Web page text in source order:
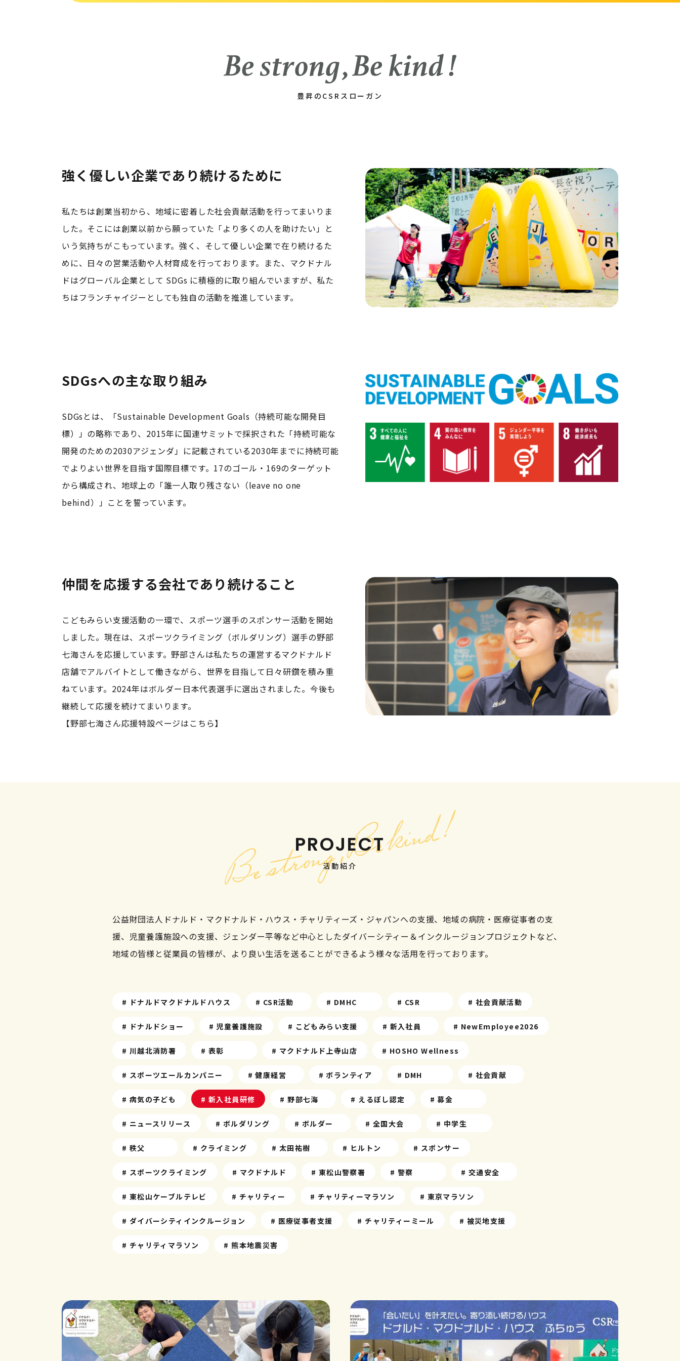
豊昇のCSRスローガン
強く優しい企業であり続けるために
私たちは創業当初から、地域に密着した社会貢献活動を行ってまいりま
した。そこには創業以前から願っていた「より多くの人を助けたい」と
いう気持ちがこもっています。強く、そして優しい企業で在り続けるた
めに、日々の営業活動や人材育成を行っております。また、マクドナル
ドはグローバル企業として SDGs に積極的に取り組んでいますが、私た
ちはフランチャイジーとしても独自の活動を推進しています。
SDGsへの主な取り組み
SDGsとは、「Sustainable Development Goals（持続可能な開発目
標）」の略称であり、2015年に国連サミットで採択された「持続可能な
開発のための2030アジェンダ」に記載されている2030年までに持続可能
でよりよい世界を目指す国際目標です。17のゴール・169のターゲット
から構成され、地球上の「誰一人取り残さない（leave no one
behind）」ことを誓っています。
仲間を応援する会社であり続けること
こどもみらい支援活動の一環で、スポーツ選手のスポンサー活動を開始
しました。現在は、スポーツクライミング（ボルダリング）選手の野部
七海さんを応援しています。野部さんは私たちの運営するマクドナルド
店舗でアルバイトとして働きながら、世界を目指して日々研鑽を積み重
ねています。2024年はボルダー日本代表選手に選出されました。今後も
継続して応援を続けてまいります。
【野部七海さん応援特設ページはこちら】
PROJECT
活動紹介
公益財団法人ドナルド・マクドナルド・ハウス・チャリティーズ・ジャパンへの支援、地域の病院・医療従事者の支
援、児童養護施設への支援、ジェンダー平等など中心としたダイバーシティー＆インクルージョンプロジェクトなど、
地域の皆様と従業員の皆様が、より良い生活を送ることができるよう様々な活用を行っております。
# ドナルドマクドナルドハウス # CSR活動 # DMHC # CSR # 社会貢献活動
# ドナルドショー # 児童養護施設 # こどもみらい支援 # 新入社員 # NewEmployee2026
# 川越北消防署 # 表彰 # マクドナルド上寺山店 # HOSHO Wellness
# スポーツエールカンパニー # 健康経営 # ボランティア # DMH # 社会貢献
# 病気の子ども # 新入社員研修 # 野部七海 # えるぼし認定 # 募金
# ニュースリリース # ボルダリング # ボルダー # 全国大会 # 中学生
# 秩父 # クライミング # 太田祐樹 # ヒルトン # スポンサー
# スポーツクライミング # マクドナルド # 東松山警察署 # 警察 # 交通安全
# 東松山ケーブルテレビ # チャリティー # チャリティーマラソン # 東京マラソン
# ダイバーシティインクルージョン # 医療従事者支援 # チャリティーミール # 被災地支援
# チャリティマラソン # 熊本地震災害